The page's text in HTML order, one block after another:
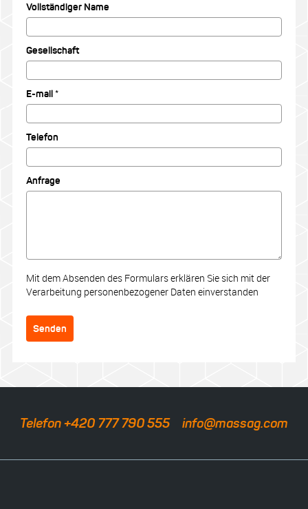
Vollständiger Name
Gesellschaft
E-mail *
Telefon
Anfrage
Mit dem Absenden des Formulars erklären Sie sich mit der
Verarbeitung personenbezogener Daten einverstanden
Senden
Telefon +420 777 790 555 info@massag.com